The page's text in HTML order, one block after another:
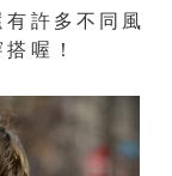
許多不同風
喔！